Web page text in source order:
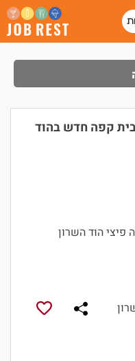
קפה חדש בהוד
פיצי הוד השרון